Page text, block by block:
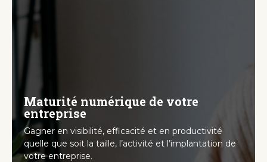
Maturité numérique de votre
entreprise
Gagner en visibilité, efficacité et en productivité
quelle que soit la taille, l’activité et l’implantation de
votre entreprise.